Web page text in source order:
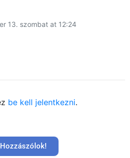
13. szombat at 12:24
be kell jelentkezni.
Hozzászólok!